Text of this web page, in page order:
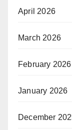
April 2026
March 2026
February 2026
January 2026
December